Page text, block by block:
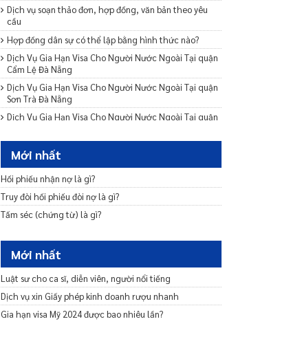
Dịch vụ soạn thảo đơn, hợp đồng, văn bản theo yêu
cầu
Hợp đồng dân sự có thể lập bằng hình thức nào?
Dịch Vụ Gia Hạn Visa Cho Người Nước Ngoài Tại quận
Cẩm Lệ Đà Nẵng
Dịch Vụ Gia Hạn Visa Cho Người Nước Ngoài Tại quận
Sơn Trà Đà Nẵng
Dịch Vụ Gia Hạn Visa Cho Người Nước Ngoài Tại quận
huyện Phong Điền Cần Thơ
Dịch Vụ Gia Hạn Visa Cho Người Nước Ngoài Tại
huyện Cờ Đỏ Cần Thơ
Dịch Vụ Gia Hạn Visa Cho Người Nước Ngoài Tại
huyện Vĩnh Thạnh Cần Thơ
Thốt Nốt Cần Thơ
Phí gia hạn visa mỹ hết bao nhiêu tiền? Mất bao lâu?
Dịch Vụ Gia Hạn Visa Cho Người Nước Ngoài Tại quận
Cái Răng Cần Thơ
Cách gia hạn visa Mỹ online mới nhất hiện nay?
Mới nhất
Hối phiếu nhận nợ là gì?
Truy đòi hối phiếu đòi nợ là gì?
Tấm séc (chứng từ) là gì?
Mới nhất
Luật sư cho ca sĩ, diễn viên, người nổi tiếng
Dịch vụ xin Giấy phép kinh doanh rượu nhanh
Gia hạn visa Mỹ 2024 được bao nhiêu lần?